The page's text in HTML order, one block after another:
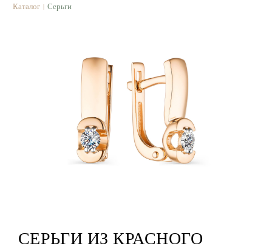
Каталог | Серьги
СЕРЬГИ ИЗ КРАСНОГО